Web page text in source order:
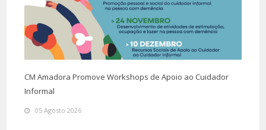
CM Amadora Promove Workshops de Apoio ao Cuidador
Informal
05 Agosto 2026